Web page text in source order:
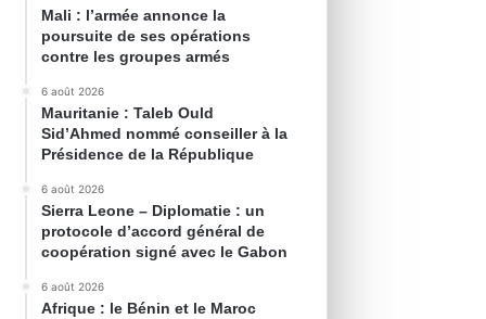
Mali : l’armée annonce la
poursuite de ses opérations
contre les groupes armés
6 août 2026
Mauritanie : Taleb Ould
Sid’Ahmed nommé conseiller à la
Présidence de la République
6 août 2026
Sierra Leone – Diplomatie : un
protocole d’accord général de
coopération signé avec le Gabon
6 août 2026
Afrique : le Bénin et le Maroc